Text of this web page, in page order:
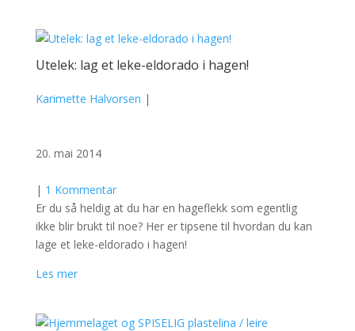
Utelek: lag et leke-eldorado i hagen!
Karimette Halvorsen |
20. mai 2014
| 1 Kommentar
Er du så heldig at du har en hageflekk som egentlig
ikke blir brukt til noe? Her er tipsene til hvordan du kan
lage et leke-eldorado i hagen!
Les mer